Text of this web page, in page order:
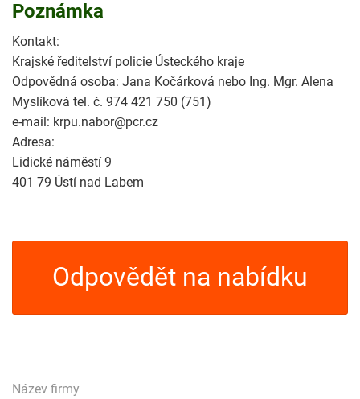
Poznámka
Kontakt:
Krajské ředitelství policie Ústeckého kraje
Odpovědná osoba: Jana Kočárková nebo Ing. Mgr. Alena
Myslíková tel. č. 974 421 750 (751)
e-mail: krpu.nabor@pcr.cz
Adresa:
Lidické náměstí 9
401 79 Ústí nad Labem
Odpovědět na nabídku
Název firmy